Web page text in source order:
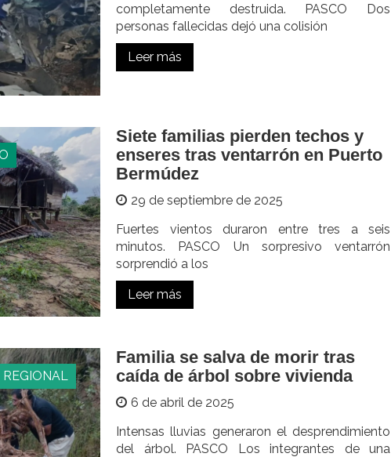
completamente destruida. PASCO Dos
personas fallecidas dejó una colisión
Leer más
Siete familias pierden techos y
enseres tras ventarrón en Puerto
Bermúdez
29 de septiembre de 2025
Fuertes vientos duraron entre tres a seis
minutos. PASCO Un sorpresivo ventarrón
sorprendió a los
Leer más
REGIONAL
Familia se salva de morir tras
caída de árbol sobre vivienda
6 de abril de 2025
Intensas lluvias generaron el desprendimiento
del árbol. PASCO Los integrantes de una